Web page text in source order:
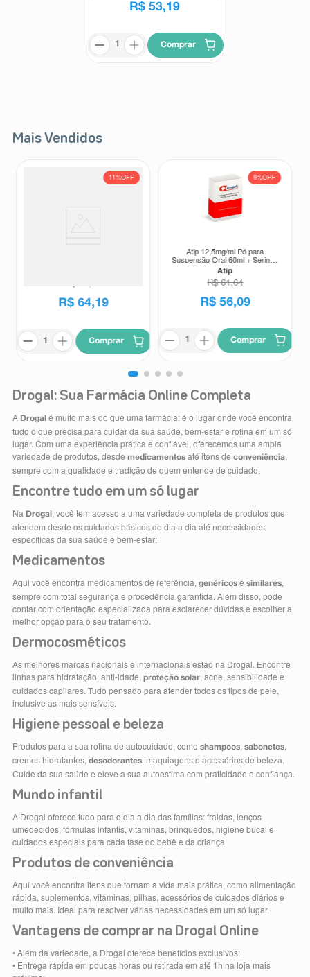
R$ 53,19
Comprar
Mais Vendidos
11%OFF
R$ 64,19
Comprar
9%OFF
Atip 12,5mg/ml Pó para
Suspensão Oral 60ml + Seringa
Dosadora
Atip
R$ 61,64
R$ 56,09
Comprar
Drogal: Sua Farmácia Online Completa
A Drogal é muito mais do que uma farmácia: é o lugar onde você encontra
tudo o que precisa para cuidar da sua saúde, bem-estar e rotina em um só
lugar. Com uma experiência prática e confiável, oferecemos uma ampla
variedade de produtos, desde medicamentosaté itens de conveniência,
sempre com a qualidade e tradição de quem entende de cuidado.
Encontre tudo em um só lugar
Na Drogal , você tem acesso a uma variedade completa de produtos que
atendem desde os cuidados básicos do dia a dia até necessidades
específicas da sua saúde e bem-estar:
Medicamentos
Aqui você encontra medicamentos de referência, genéricose similares,
sempre com total segurança e procedência garantida. Além disso, pode
contar com orientação especializada para esclarecer dúvidas e escolher a
melhor opção para o seu tratamento.
Dermocosméticos
As melhores marcas nacionais e internacionais estão na Drogal. Encontre
linhas para hidratação, anti-idade, proteção solar, acne, sensibilidade e
cuidados capilares. Tudo pensado para atender todos os tipos de pele,
inclusive as mais sensíveis.
Higiene pessoal e beleza
Produtos para a sua rotina de autocuidado, como shampoos, sabonetes,
cremes hidratantes, desodorantes, maquiagens e acessórios de beleza.
Cuide da sua saúde e eleve a sua autoestima com praticidade e confiança.
Mundo infantil
A Drogal oferece tudo para o dia a dia das famílias: fraldas, lenços
umedecidos, fórmulas infantis, vitaminas, brinquedos, higiene bucal e
cuidados especiais para cada fase do bebê e da criança.
Produtos de conveniência
Aqui você encontra itens que tornam a vida mais prática, como alimentação
rápida, suplementos, vitaminas, pilhas, acessórios de cuidados diários e
muito mais. Ideal para resolver várias necessidades em um só lugar.
Vantagens de comprar na Drogal Online
• Além da variedade, a Drogal oferece benefícios exclusivos:
• Entrega rápida em poucas horas ou retirada em até 1h na loja mais